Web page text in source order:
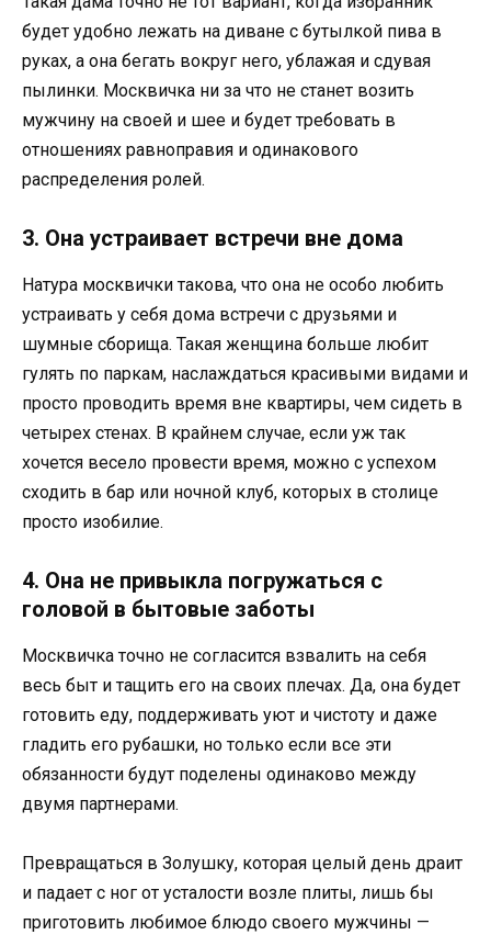
будет удобно лежать на диване с бутылкой пива в
руках, а она бегать вокруг него, ублажая и сдувая
пылинки. Москвичка ни за что не станет возить
мужчину на своей и шее и будет требовать в
отношениях равноправия и одинакового
распределения ролей.
3. Она устраивает встречи вне дома
Натура москвички такова, что она не особо любить
устраивать у себя дома встречи с друзьями и
шумные сборища. Такая женщина больше любит
гулять по паркам, наслаждаться красивыми видами и
просто проводить время вне квартиры, чем сидеть в
четырех стенах. В крайнем случае, если уж так
хочется весело провести время, можно с успехом
сходить в бар или ночной клуб, которых в столице
просто изобилие.
4. Она не привыкла погружаться с
головой в бытовые заботы
Москвичка точно не согласится взвалить на себя
весь быт и тащить его на своих плечах. Да, она будет
готовить еду, поддерживать уют и чистоту и даже
гладить его рубашки, но только если все эти
обязанности будут поделены одинаково между
двумя партнерами.
Превращаться в Золушку, которая целый день драит
и падает с ног от усталости возле плиты, лишь бы
приготовить любимое блюдо своего мужчины —